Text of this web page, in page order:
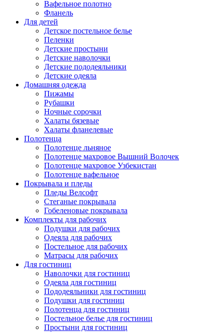
Вафельное полотно
Фланель
Для детей
Детское постельное белье
Пеленки
Детские простыни
Детские наволочки
Детские пододеяльники
Детские одеяла
Домашняя одежда
Пижамы
Рубашки
Ночные сорочки
Халаты бязевые
Халаты фланелевые
Полотенца
Полотенце льняное
Полотенце махровое Вышний Волочек
Полотенце махровое Узбекистан
Полотенце вафельное
Покрывала и пледы
Пледы Велсофт
Стеганые покрывала
Гобеленовые покрывала
Комплекты для рабочих
Подушки для рабочих
Одеяла для рабочих
Постельное для рабочих
Матрасы для рабочих
Для гостиниц
Наволочки для гостиниц
Одеяла для гостиниц
Пододеяльники для гостиниц
Подушки для гостиниц
Полотенца для гостиниц
Постельное белье для гостиниц
Простыни для гостиниц